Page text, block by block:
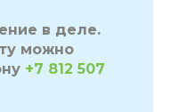
в деле.
можно
+7 812 507